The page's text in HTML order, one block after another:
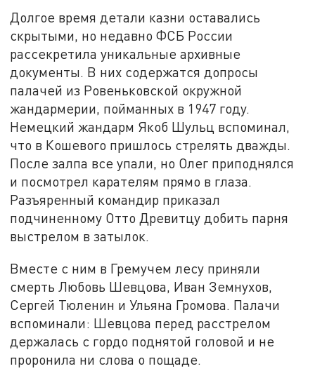
Долгое время детали казни оставались
скрытыми, но недавно ФСБ России
рассекретила уникальные архивные
документы. В них содержатся допросы
палачей из Ровеньковской окружной
жандармерии, пойманных в 1947 году.
Немецкий жандарм Якоб Шульц вспоминал,
что в Кошевого пришлось стрелять дважды.
После залпа все упали, но Олег приподнялся
и посмотрел карателям прямо в глаза.
Разъяренный командир приказал
подчиненному Отто Древитцу добить парня
выстрелом в затылок.
Вместе с ним в Гремучем лесу приняли
смерть Любовь Шевцова, Иван Земнухов,
Сергей Тюленин и Ульяна Громова. Палачи
вспоминали: Шевцова перед расстрелом
держалась с гордо поднятой головой и не
проронила ни слова о пощаде.